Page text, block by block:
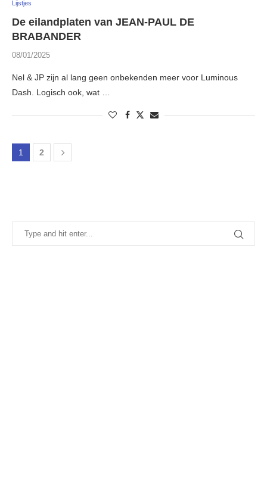
Lijstjes
De eilandplaten van JEAN-PAUL DE
BRABANDER
08/01/2025
Nel & JP zijn al lang geen onbekenden meer voor Luminous
Dash. Logisch ook, wat …
1 2